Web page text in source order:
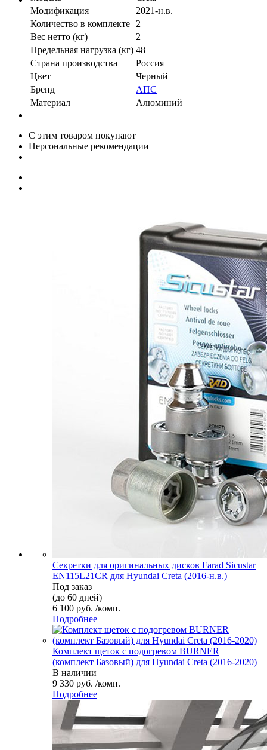
Модификация
2021-н.в.
Количество в комплекте
2
Вес нетто (кг)
2
Предельная нагрузка (кг) 48
Страна производства
Россия
Цвет
Черный
Бренд
АПС
Материал
Алюминий
С этим товаром покупают
Персональные рекомендации
Секретки для оригинальных дисков Farad Sicustar
EN115L21CR для Hyundai Creta (2016-н.в.)
Под заказ
(до 60 дней)
6 100 руб. /комп.
Подробнее
Комплект щеток с подогревом BURNER
(комплект Базовый) для Hyundai Creta (2016-2020)
В наличии
9 330 руб. /комп.
Подробнее